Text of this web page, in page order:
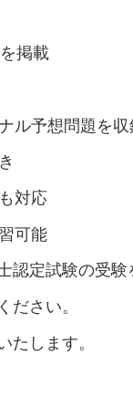
集
掲載
ル予想問題を収
対応
可能
認定試験の受
ださい。
たします。